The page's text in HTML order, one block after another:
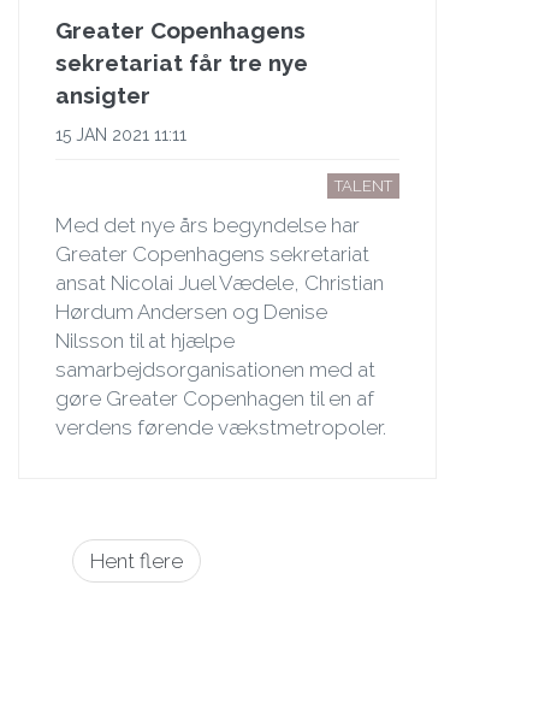
Greater Copenhagens
sekretariat får tre nye
ansigter
15 JAN 2021 11:11
TALENT
Med det nye års begyndelse har
Greater Copenhagens sekretariat
ansat Nicolai Juel Vædele, Christian
Hørdum Andersen og Denise
Nilsson til at hjælpe
samarbejdsorganisationen med at
gøre Greater Copenhagen til en af
verdens førende vækstmetropoler.
Sideinddeling
Hent flere